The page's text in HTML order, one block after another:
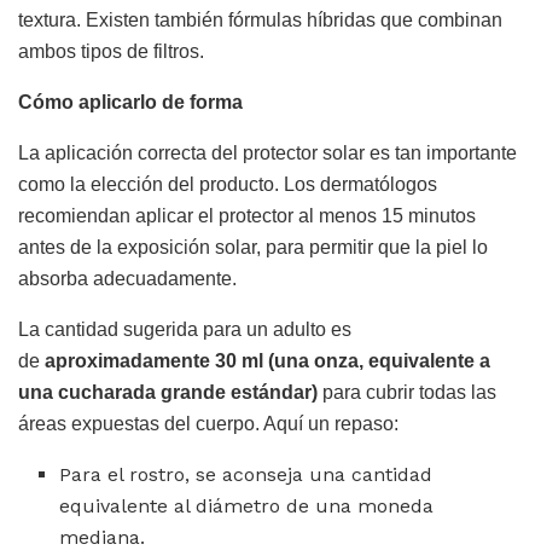
textura. Existen también fórmulas híbridas que combinan
ambos tipos de filtros.
Cómo aplicarlo de forma
La aplicación correcta del protector solar es tan importante
como la elección del producto. Los dermatólogos
recomiendan aplicar el protector al menos 15 minutos
antes de la exposición solar, para permitir que la piel lo
absorba adecuadamente.
La cantidad sugerida para un adulto es
de aproximadamente 30 ml (una onza, equivalente a
una cucharada grande estándar) para cubrir todas las
áreas expuestas del cuerpo. Aquí un repaso:
Para el rostro, se aconseja una cantidad
equivalente al diámetro de una moneda
mediana.